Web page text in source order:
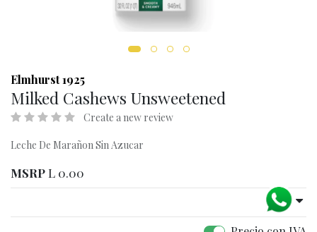
Elmhurst 1925
Milked Cashews Unsweetened
Create a new review
Leche De Marañon Sin Azucar
MSRPL 0.00